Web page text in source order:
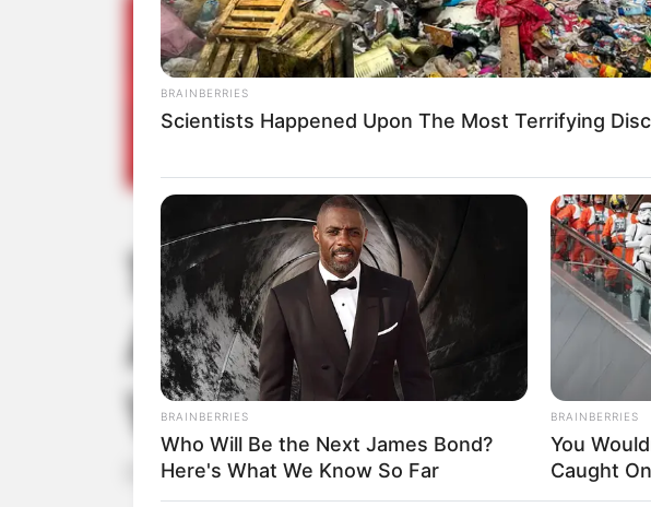
1ª Conferência
Ambiente destaca
Vale do
O evento continua hoje, 16, das 19h às 22h, e é aberto
BRAINBERRIES
Scientists Happened Upon The Most Terrifying
BRAINBERRIES
Who Will Be the Next James Bond?
Here's What We Know So Far
BRAINBERRIES
You
Caught